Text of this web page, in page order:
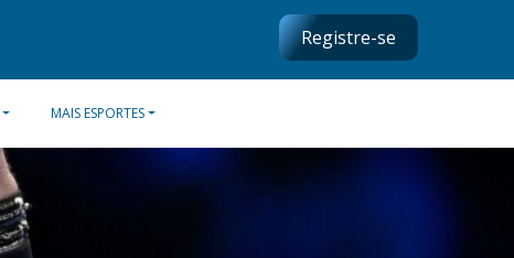
Registre-se
MAIS ESPORTES